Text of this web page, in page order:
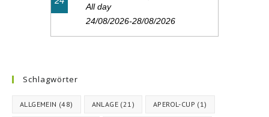
All day
24/08/2026-28/08/2026
Schlagwörter
ALLGEMEIN (48) ANLAGE (21) APEROL-CUP (1)